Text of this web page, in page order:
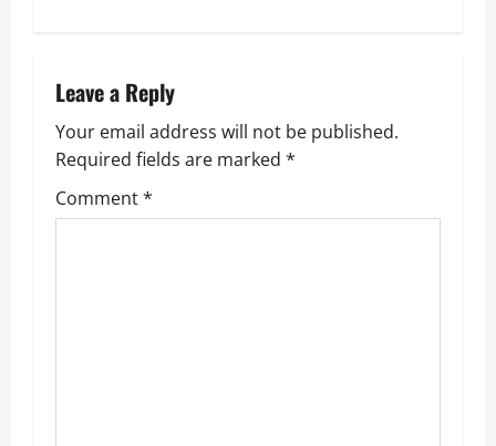
v
i
g
Leave a Reply
Your email address will not be published.
Required fields are marked *
Comment*